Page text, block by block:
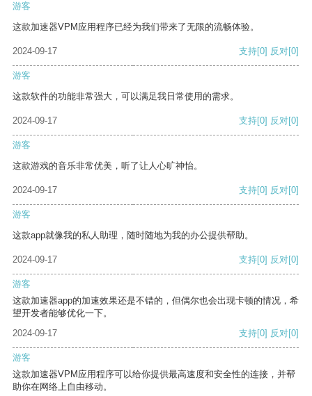
游客
这款加速器VPM应用程序已经为我们带来了无限的流畅体验。
2024-09-17 支持[0] 反对[0]
游客
这款软件的功能非常强大，可以满足我日常使用的需求。
2024-09-17 支持[0] 反对[0]
游客
这款游戏的音乐非常优美，听了让人心旷神怡。
2024-09-17 支持[0] 反对[0]
游客
这款app就像我的私人助理，随时随地为我的办公提供帮助。
2024-09-17 支持[0] 反对[0]
游客
这款加速器app的加速效果还是不错的，但偶尔也会出现卡顿的情况，希
望开发者能够优化一下。
2024-09-17
支持[0] 反对[0]
游客
这款加速器VPM应用程序可以给你提供最高速度和安全性的连接，并帮
助你在网络上自由移动。